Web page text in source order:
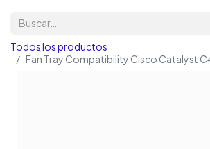
Todos los productos
Fan Tray Compatibility Cisco Catalyst